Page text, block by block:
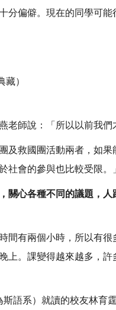
分偏僻。現在的同學可
）
老師說：「所以以前我
及救國團活動兩者，如
社會的參與也比較受限。
關心各種不同的議題，
間有兩個小時，所以有
上。課變得越來越多，
語系）就讀的校友林